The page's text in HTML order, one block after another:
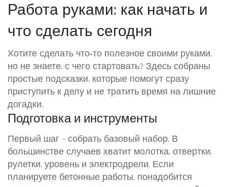
Работа руками: как начать и
что сделать сегодня
Хотите сделать что‑то полезное своими руками,
но не знаете, с чего стартовать? Здесь собраны
простые подсказки, которые помогут сразу
приступить к делу и не тратить время на лишние
догадки.
Подготовка и инструменты
Первый шаг – собрать базовый набор. В
большинстве случаев хватит молотка, отвертки,
рулетки, уровень и электродрели. Если
планируете бетонные работы, понадобится